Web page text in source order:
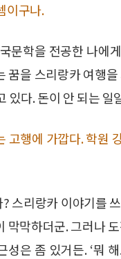
이구나.
문학을 전공한 나에
꿈을 스리랑카 여행
있다. 돈이 안 되는
고행에 가깝다. 학원
스리랑카 이야기를
막하더군. 그러나
은 좀 있거든. ‘뭐